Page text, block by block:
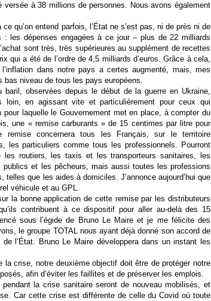
à 38 millions de personnes. Nous avons également
qu’on entend parfois, l’État ne s’est pas, ni de près ni de
: les dépenses engagées à ce jour – plus de 22 milliards
sont très, très supérieures au supplément de recettes
qui a été de l’ordre de 4,5 milliards d’euros. Grâce à cela,
dans notre pays a certes augmenté, mais, mes
niveau de tous les pays européens.
observées depuis le début de la guerre en Ukraine,
loin, en agissant vite et particulièrement pour ceux qui
pour laquelle le Gouvernement met en place, à compter du
une « remise carburants » de 15 centimes par litre pour
concernera tous les Français, sur le territoire
les particuliers comme tous les professionnels. Pourront
les routiers, les taxis et les transporteurs sanitaires, les
et les pêcheurs, mais aussi toutes les professions
que les aides à domiciles. J’annonce aujourd’hui que
véhicule et au GPL.
la bonne application de cette remise par les distributeurs
contribuent à ce dispositif pour aller au-delà des 15
sous l’égide de Bruno Le Maire et je me félicite des
le groupe TOTAL nous ayant déjà donné son accord de
l’État. Bruno Le Maire développera dans un instant les
la crise, notre deuxième objectif doit être de protéger notre
afin d’éviter les faillites et de préserver les emplois.
la crise sanitaire seront de nouveau mobilisés, et
Car cette crise est différente de celle du Covid où toute